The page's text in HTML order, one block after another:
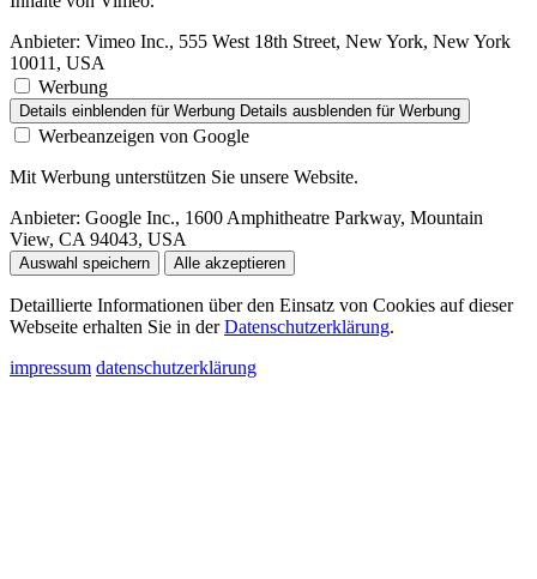
Anbieter: Vimeo Inc., 555 West 18th Street, New York, New York
10011, USA
Werbung
Details einblenden für Werbung Details ausblenden für Werbung
Werbeanzeigen von Google
Mit Werbung unterstützen Sie unsere Website.
Anbieter: Google Inc., 1600 Amphitheatre Parkway, Mountain
View, CA 94043, USA
Auswahl speichern Alle akzeptieren
Detaillierte Informationen über den Einsatz von Cookies auf dieser
Webseite erhalten Sie in derDatenschutzerklärung.
impressum datenschutzerklärung